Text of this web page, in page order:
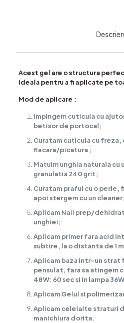
Acest gel are o structura
ideala pentru a fi aplicate pe
Mod de aplicare :
Impingem cuticula cu
betisor de portocal;
Curatam cuticula cu freza,
flacara/picatura ;
Matuim unghia naturala cu
granulatia 240 grit;
Curatam praful cu o perie,
apoi stergem cu un cleaner;
Aplicam Nail prep/
unghiei;
Aplicam primer fara acid
subtire, la o distanta de 1
Aplicam baza intr-un strat
pensulat, fara sa atingem
48W: 60 sec si in lampa
Aplicam Gelul si
Aplicam celelalte straturi
manichiura dorita.